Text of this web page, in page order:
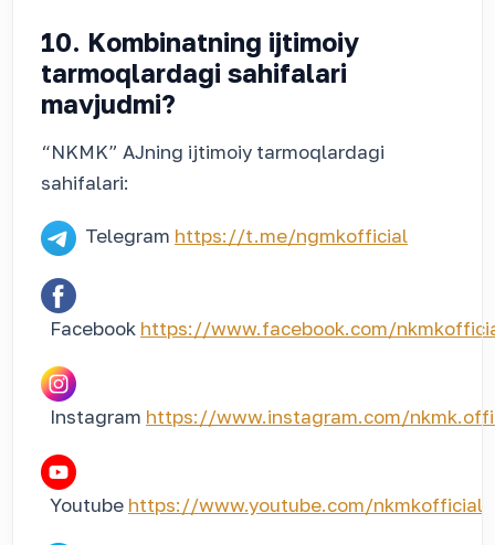
10. Kombinatning ijtimoiy
tarmoqlardagi sahifalari
mavjudmi?
“NKMK” AJning ijtimoiy tarmoqlardagi
sahifalari:
Telegram https://t.me/ngmkofficial
Facebook https://www.facebook.com/
Instagram https://www.instagram.com/
Youtube https://www.youtube.com/nkmkofficial